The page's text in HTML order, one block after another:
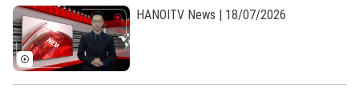
HANOITV News | 18/07/2026